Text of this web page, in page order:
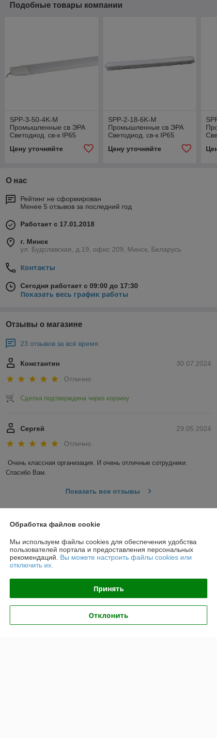
Подобные товары компании
SPP-3-50-4K-M
Промышленные св ЭРА
Светодиод. св-к IP65
1562х75х35 50Вт 4500Лм
4000К матовый
Цену уточняйте
SPP-2-18-6K-M
Промышленные св ЭРА
Светодиод. св-к IP65
600х76х66 18Вт 1600Лм
6500К матовый
Цену уточняйте
О нас
Рейтинг не сформирован
Менее 5 отзывов за последний год
Работает с 17.01.2018
г. Минск
ул. Будславская, д.19, офис 209, Минск, Беларусь
Контакты
Сегодня работает с 09:00 до 17:30
Показать весь график работы
Отзывы о магазине
23 отзывов за всё время
30.07.2024
Константин
Отлично
Сделка подтверждена через корзину
29.05.2024
Сергей
Отлично
Очень классная организация. И очень отличные сотрудники.
Спасибо Вам.
Показать все отзывы
О нас
Контакты
Доставка и оплата
Обработка файлов cookie
Мы используем файлы cookies для обеспечения удобства
пользователей портала и предоставления персональных
рекомендаций. Вы можете настроить файлы cookies или
отключить их.
Принять
Отклонить